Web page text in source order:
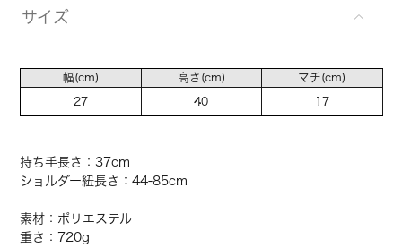
サイズ
幅(cm)
27
高さ(cm)
40
マチ(cm)
17
持ち手長さ：37cm
ショルダー紐長さ：44-85cm
素材：ポリエステル
重さ：720g